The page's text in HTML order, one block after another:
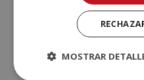
00187
Ir al
MOSTRAR